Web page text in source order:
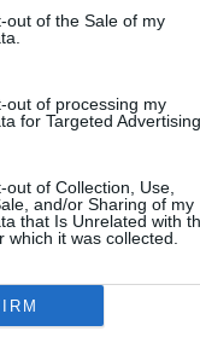
out of the Sale of my
out of processing my
for Targeted Advertising.
out of Collection, Use,
and/or Sharing of my
that Is Unrelated with
which it was collected.
girtuoklių Velykos
alkoholį?
diena
pūsti į alkotesterį